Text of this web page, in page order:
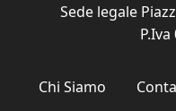
Sede legale
Chi Siamo